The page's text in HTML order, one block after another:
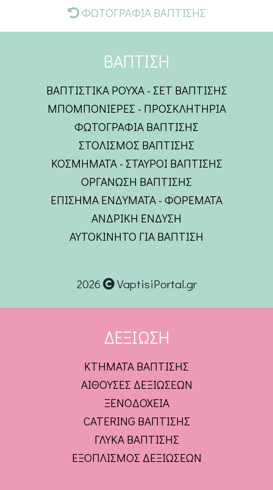
ΦΩΤΟΓΡΑΦΙΑ ΒΑΠΤΙΣΗΣ
ΒΑΠΤΙΣΗ
ΒΑΠΤΙΣΤΙΚΑ ΡΟΥΧΑ - ΣΕΤ ΒΑΠΤΙΣΗΣ
ΜΠΟΜΠΟΝΙΕΡΕΣ - ΠΡΟΣΚΛΗΤΗΡΙΑ
ΦΩΤΟΓΡΑΦΙΑ ΒΑΠΤΙΣΗΣ
ΣΤΟΛΙΣΜΟΣ ΒΑΠΤΙΣΗΣ
ΚΟΣΜΗΜΑΤΑ - ΣΤΑΥΡΟΙ ΒΑΠΤΙΣΗΣ
ΟΡΓΑΝΩΣΗ ΒΑΠΤΙΣΗΣ
ΕΠΙΣΗΜΑ ΕΝΔΥΜΑΤΑ - ΦΟΡΕΜΑΤΑ
ΑΝΔΡΙΚΗ ΕΝΔΥΣΗ
ΑΥΤΟΚΙΝΗΤΟ ΓΙΑ ΒΑΠΤΙΣΗ
2026 VaptisiPortal.gr
ΔΕΞΙΩΣΗ
ΚΤΗΜΑΤΑ ΒΑΠΤΙΣΗΣ
ΑΙΘΟΥΣΕΣ ΔΕΞΙΩΣΕΩΝ
ΞΕΝΟΔΟΧΕΙΑ
CATERING ΒΑΠΤΙΣΗΣ
ΓΛΥΚΑ ΒΑΠΤΙΣΗΣ
ΕΞΟΠΛΙΣΜΟΣ ΔΕΞΙΩΣΕΩΝ